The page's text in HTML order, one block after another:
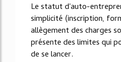
Le statut d'auto-
simplicité (inscription,
allègement des charges
présente des limites qui
de se lancer.